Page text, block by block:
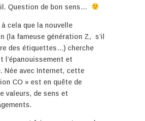
Question de bon sens…
cela que la nouvelle
(la fameuse génération Z, s’il
des étiquettes…) cherche
l’épanouissement et
Née avec Internet, cette
CO » est en quête de
valeurs, de sens et